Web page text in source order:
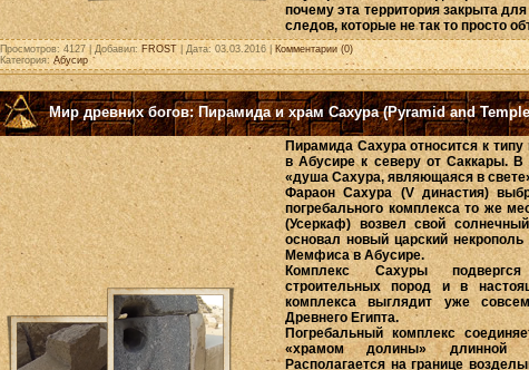
почему эта территория закрыта
следов, которые не так то просто
Просмотров: 4127 | Добавил: FROST | Дата:03.03.2016| Комментарии (0)
Категория:Абусир
Мир древних богов: Пирамида и храм Сахура (Pyramid and
Пирамида Сахура относится к
в Абусире к северу от Саккары. В
«душа Сахура, являющаяся в
Фараон Сахура (V династия)
погребального комплекса то же
(Усеркаф) возвел свой
основал новый царский
Мемфиса в Абусире.
Комплекс Сахуры
строительных пород и в
комплекса выглядит уже
Древнего Египта.
Погребальный комплекс
«храмом долины» длинной
Располагается на границе